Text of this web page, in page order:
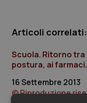
Puglia
Sardegna
Malattie rare
Malattia di
Articoli correlati:
Scuola. Ritorno tra
postura, ai
16 Settembre 2013
© Riproduzione